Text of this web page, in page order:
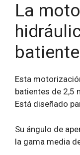
La
Esta
batientes de 2,5
Está diseñado
Su ángulo de
la gama media